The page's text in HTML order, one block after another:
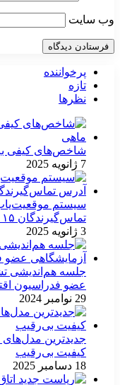
وب‌ سایت
پرخواننده
تازه
نظرها
شاخص‌های کیفی
7 ژانویه 2025
سیستم
تماس‌گیرندگان ۱۱۵
3 ژانویه 2025
جلسه هم‌اندیشی
عضو فدراسیون
29 نوامبر 2024
کیفیت بی‌رقیب
18 دسامبر 2025